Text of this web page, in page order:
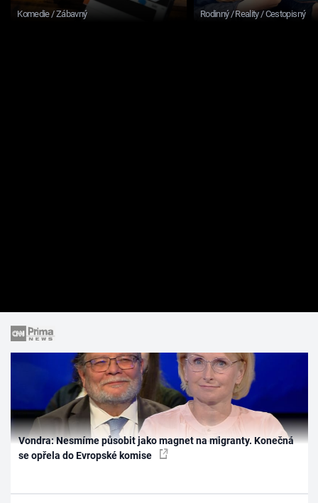
Komedie / Zábavný Rodinný / Reality / Cestopisný
Vondra: Nesmíme působit jako magnet na migranty. Konečná
se opřela do Evropské komise